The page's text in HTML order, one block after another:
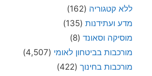
ללא קטגוריה (162)
מדע ועתידנות (135)
מוסיקה וסאונד (8)
מורכבות בביטחון לאומי (4,507)
מורכבות בחינוך (422)